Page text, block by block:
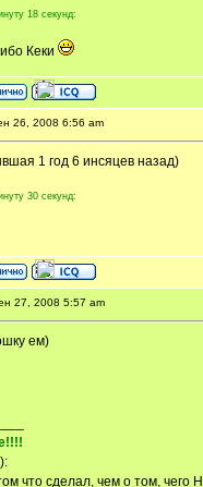
18 секунд:
Кеки
26, 2008 6:56 am
1 год 6 инсяцев назад)
30 секунд:
27, 2008 5:57 am
ем)
что сделал, чем о том, чего